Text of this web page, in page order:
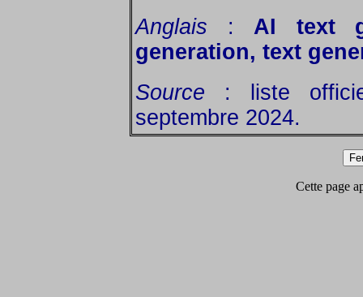
Anglais : AI text
generation, text
Source : liste
septembre 2024.
Cette page